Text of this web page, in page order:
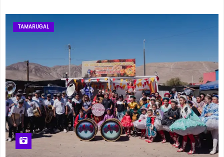
TAMARUGAL